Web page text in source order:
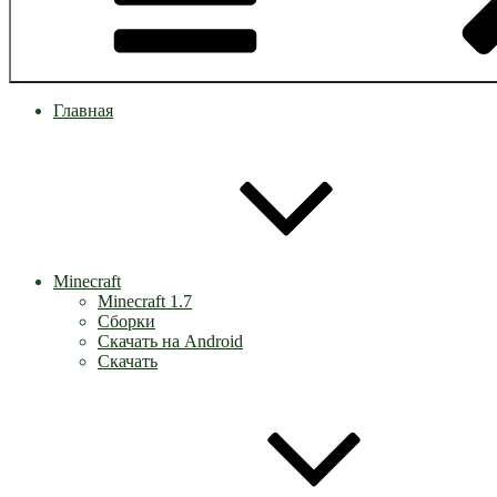
Главная
Minecraft
Minecraft 1.7
Сборки
Скачать на Android
Скачать